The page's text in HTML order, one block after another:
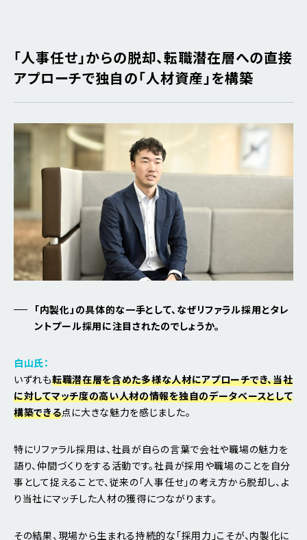
「人事任せ」からの脱却、転職潜在層への直接
アプローチで独自の「人材資産」を構築
「内製化」の具体的な一手として、なぜリファラル採用とタレ
ントプール採用に注目されたのでしょうか。
白山氏：
いずれも転職潜在層を含めた多様な人材にアプローチでき、当社
に対してマッチ度の高い人材の情報を独自のデータベースとして
構築できる点に大きな魅力を感じました。
特にリファラル採用は、社員が自らの言葉で会社や職場の魅力を
語り、仲間づくりをする活動です。社員が採用や職場のことを自分
事として捉えることで、従来の「人事任せ」の考え方から脱却し、よ
り当社にマッチした人材の獲得につながります。
その結果、現場から生まれる持続的な「採用力」こそが、内製化に